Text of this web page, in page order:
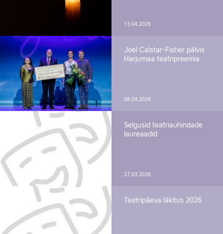
13.04.2026
Joel Calstar-Fisher pälvis
Harjumaa teatripreemia
08.04.2026
Selgusid teatriauhindade
laureaadid
27.03.2026
Teatripäeva läkitus 2026